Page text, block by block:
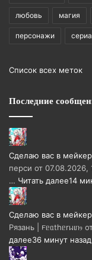
любовь магия
персонажи
Список всех меток
Последние
Сделаю вас в
перси от
… Читать далее14
Сделаю вас в
Рязань | 𐔥ᥱᥲthᥱrᥕιᥒⳋ
далее36 минут назад